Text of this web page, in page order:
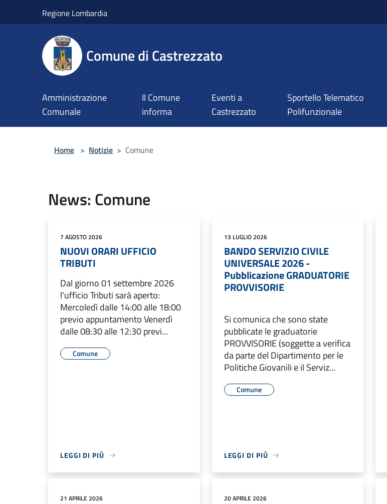
Regione Lombardia
Comune di Castrezzato
Amministrazione
Comunale
Il Comune
informa
Eventi a
Castrezzato
Sportello Telematico
Polifunzionale
Home > Notizie > Comune
News: Comune
7 AGOSTO 2026
NUOVI ORARI UFFICIO
TRIBUTI
Dal giorno 01 settembre 2026
l'ufficio Tributi sarà aperto:
Mercoledì dalle 14:00 alle 18:00
previo appuntamento Venerdì
dalle 08:30 alle 12:30 previ...
Comune
LEGGI DI PIÙ
13 LUGLIO 2026
BANDO SERVIZIO CIVILE
UNIVERSALE 2026 -
Pubblicazione GRADUATORIE
PROVVISORIE
Si comunica che sono state
pubblicate le graduatorie
PROVVISORIE (soggette a verifica
da parte del Dipartimento per le
Politiche Giovanili e il Serviz...
Comune
LEGGI DI PIÙ
21 APRILE 2026 20 APRILE 2026